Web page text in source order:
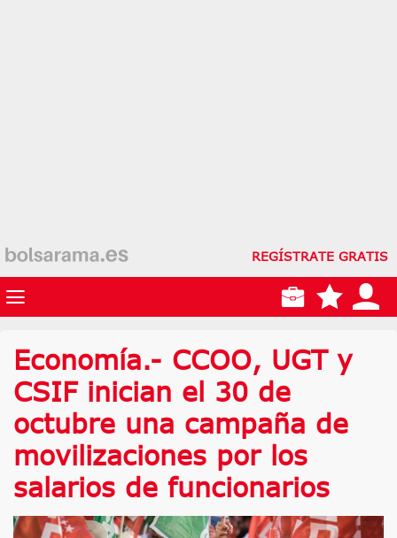
REGÍSTRATE GRATIS
Economía.- CCOO, UGT y
CSIF inician el 30 de
octubre una campaña de
movilizaciones por los
salarios de funcionarios